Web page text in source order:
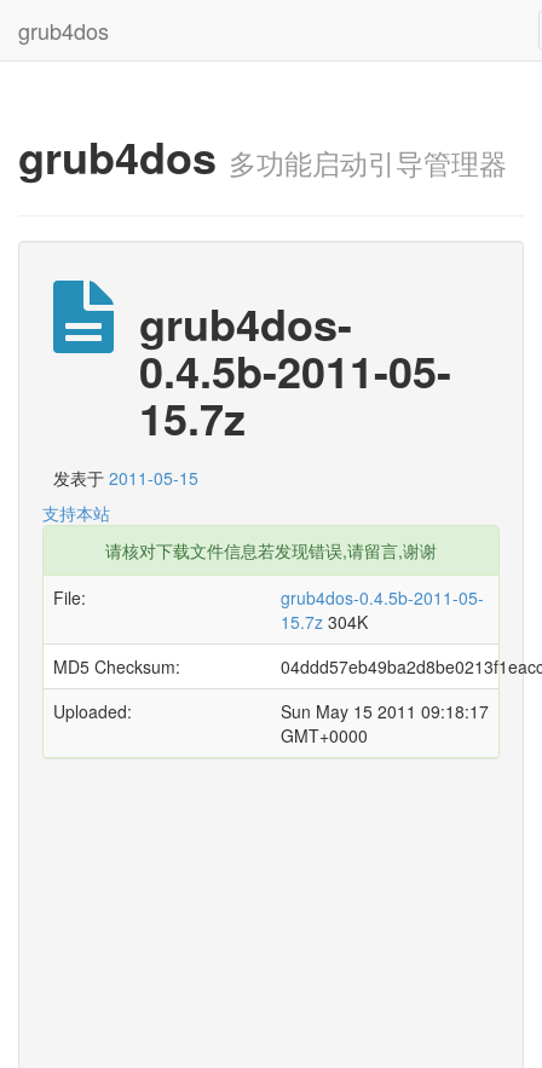
grub4dos
grub4dos 多功能启动引导管理器
grub4dos-
0.4.5b-2011-05-
15.7z
发表于 2011-05-15
支持本站
请核对下载文件信息若发现错误,请留言,谢谢
File:
grub4dos-0.4.5b-2011-05-
15.7z 304K
MD5 Checksum:
Uploaded:
Sun May 15 2011 09:18:17
GMT+0000